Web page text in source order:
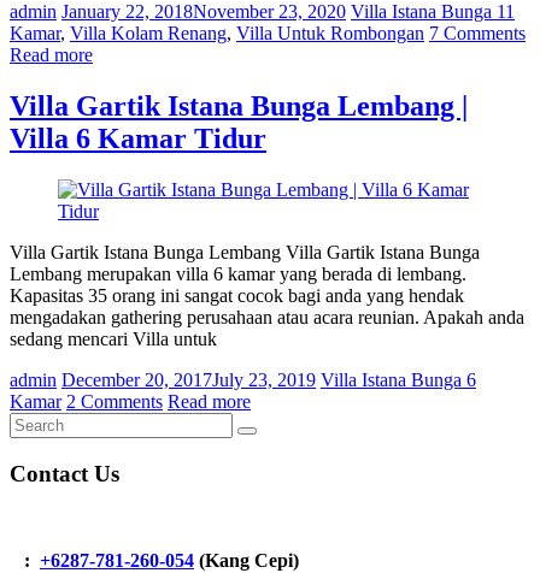
admin January 22, 2018November 23, 2020 Villa Istana Bunga 11
Kamar, Villa Kolam Renang, Villa Untuk Rombongan 7 Comments
Read more
Villa Gartik Istana Bunga Lembang |
Villa 6 Kamar Tidur
Villa Gartik Istana Bunga Lembang Villa Gartik Istana Bunga
Lembang merupakan villa 6 kamar yang berada di lembang.
Kapasitas 35 orang ini sangat cocok bagi anda yang hendak
mengadakan gathering perusahaan atau acara reunian. Apakah anda
sedang mencari Villa untuk
admin December 20, 2017July 23, 2019 Villa Istana Bunga 6
Kamar 2 Comments Read more
Contact Us
: +6287-781-260-054 (Kang Cepi)